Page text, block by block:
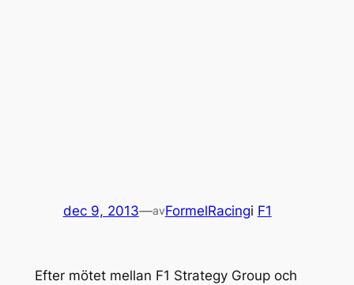
dec 9, 2013—avFormelRacingi F1
Efter mötet mellan F1 Strategy Groupoch